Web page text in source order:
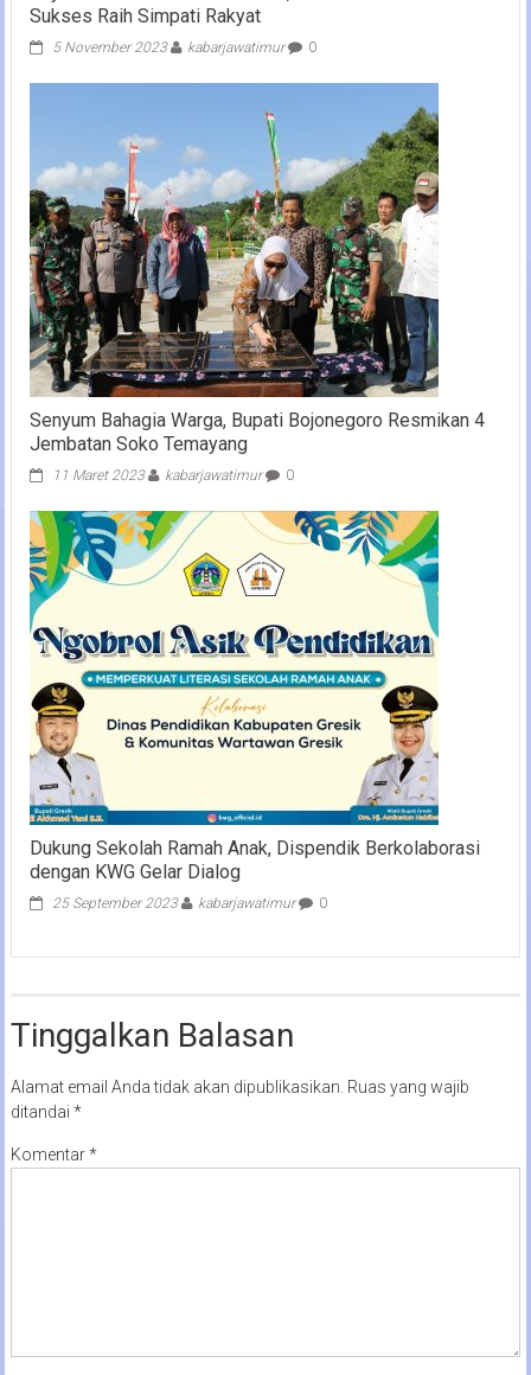
Sukses Raih Simpati Rakyat
5 November 2023 kabarjawatimur 0
Senyum Bahagia Warga, Bupati Bojonegoro Resmikan 4
Jembatan Soko Temayang
11 Maret 2023 kabarjawatimur 0
Dukung Sekolah Ramah Anak, Dispendik Berkolaborasi
dengan KWG Gelar Dialog
25 September 2023 kabarjawatimur 0
Tinggalkan Balasan
Alamat email Anda tidak akan dipublikasikan. Ruas yang wajib
ditandai *
Komentar*